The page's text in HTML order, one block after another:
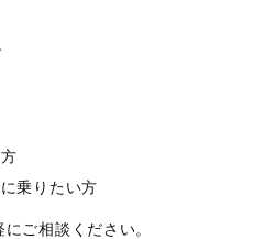
乗りたい方
ご相談ください。